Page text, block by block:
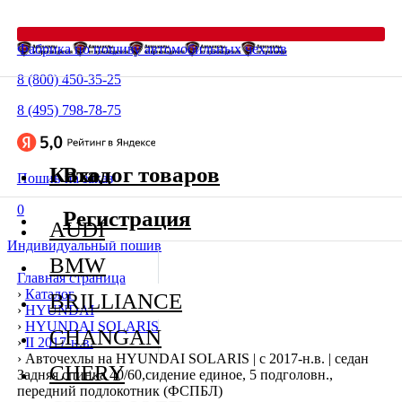
Фабрика по пошиву автомобильных чехлов
8 (800) 450-35-25
8 (495) 798-78-75
Пошив на заказ
0
Индивидуальный пошив
Главная страница
› Каталог
› HYUNDAI
› HYUNDAI SOLARIS
› II 2017-н.в.
› Авточехлы на HYUNDAI SOLARIS | с 2017-н.в. | седан
Задняя спинка 40/60,сидение единое, 5 подголовн.,
передний подлокотник (ФСПБЛ)
Каталог товаров
AUDI
BMW
BRILLIANCE
CHANGAN
CHERY
Вход
Регистрация